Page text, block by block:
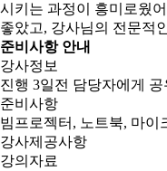
시키는 과정이 흥미로웠
좋았고, 강사님의 전문적
준비사항 안내
강사정보
진행 3일전 담당자에게 공
준비사항
빔프로젝터, 노트북, 마이
강사제공사항
강의자료